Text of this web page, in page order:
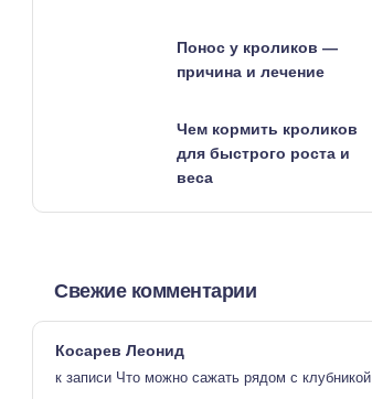
Понос у кроликов —
причина и лечение
Чем кормить кроликов
для быстрого роста и
веса
Свежие комментарии
Косарев Леонид
к записи Что можно сажать рядом с клубникой